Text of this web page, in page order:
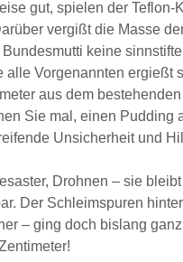
gut, spielen der Teflon-
vergißt die Masse
keine
Vorgenannten ergießt
aus dem
Sie mal, einen Pudding
Unsicherheit und
Drohnen – sie
Der Schleimspuren
– ging doch bislang